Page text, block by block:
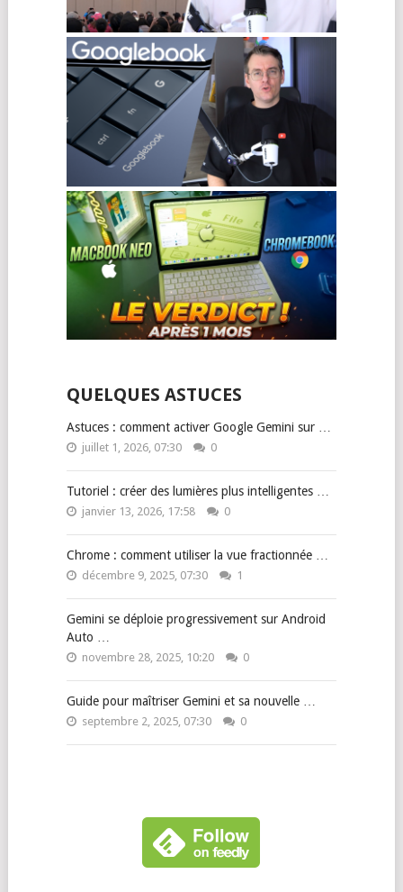
QUELQUES ASTUCES
Astuces : comment activer Google Gemini sur …
juillet 1, 2026, 07:30 0
Tutoriel : créer des lumières plus intelligentes …
janvier 13, 2026, 17:58 0
Chrome : comment utiliser la vue fractionnée …
décembre 9, 2025, 07:30 1
Gemini se déploie progressivement sur Android
Auto …
novembre 28, 2025, 10:20 0
Guide pour maîtriser Gemini et sa nouvelle …
septembre 2, 2025, 07:30 0